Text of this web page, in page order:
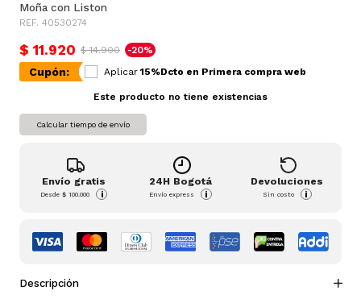
Moña con Liston
REF. 40530274
$ 11.920 $ 14.900 -20%
Cupón: Aplicar 15%Dcto en Primera compra web
Este producto no tiene existencias
Calcular tiempo de envío
Envío gratis
Desde$ 100.000 i
24H Bogotá
Envío express i
Devoluciones
Sin costo i
Descripción